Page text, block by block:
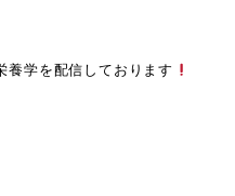
養学を配信しております